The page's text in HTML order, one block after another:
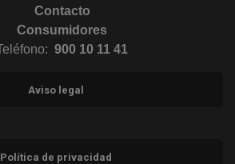
Contacto
Consumidores
Teléfono: 900 10 11 41
Aviso legal
Política de privacidad